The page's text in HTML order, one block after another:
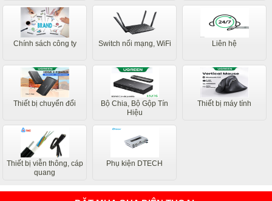
Chính sách công ty Switch nối mạng, WiFi Liên hệ
Thiết bị chuyển đổi
Bộ Chia, Bộ Gộp Tín
Hiệu
Thiết bị máy tính
Thiết bị viễn thông, cáp
quang
Phụ kiện DTECH